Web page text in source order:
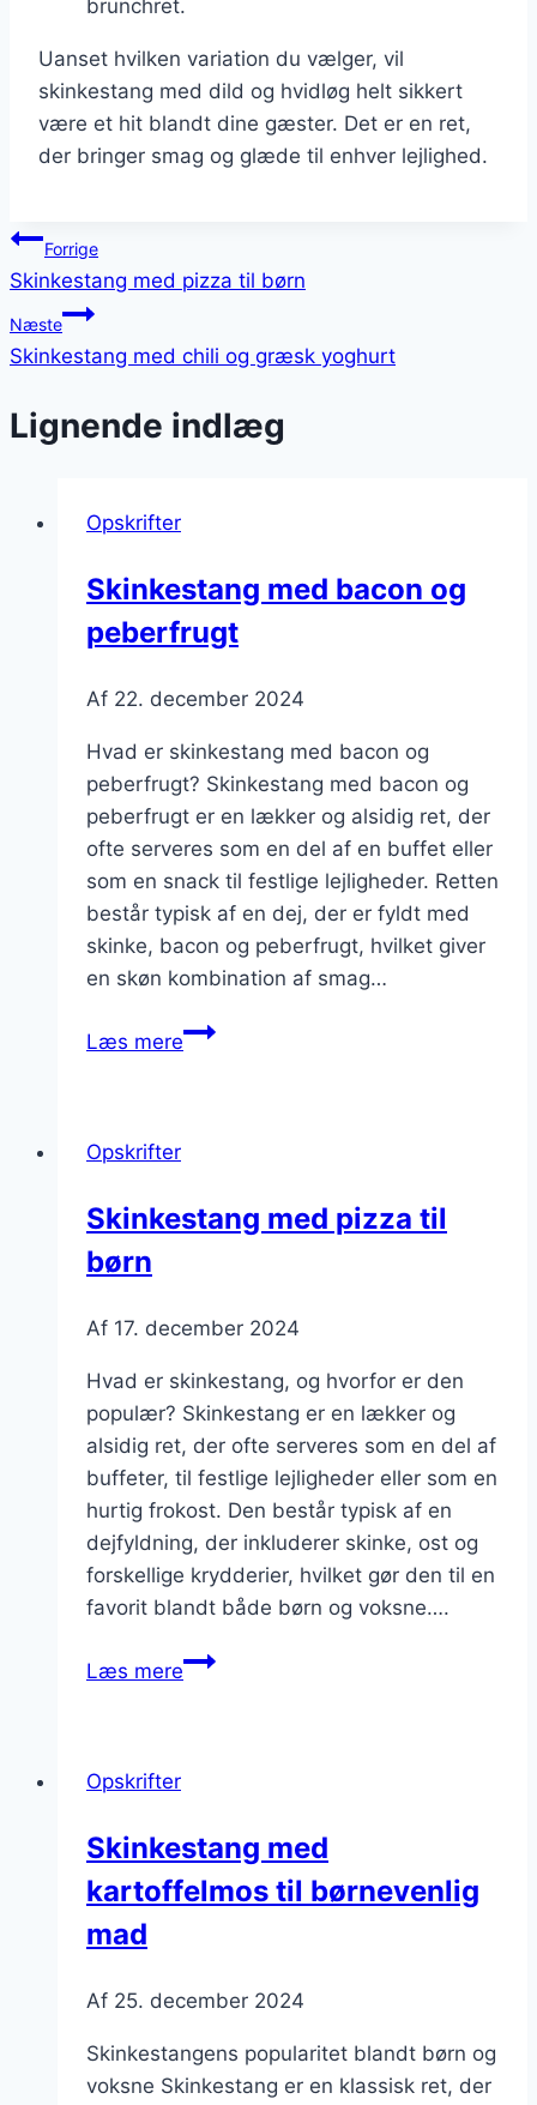
brunchret.
Uanset hvilken variation du vælger, vil
skinkestang med dild og hvidløg helt sikkert
være et hit blandt dine gæster. Det er en ret,
der bringer smag og glæde til enhver lejlighed.
Indlægsnavigation
Forrige
Skinkestang med pizza til børn
Næste
Skinkestang med chili og græsk yoghurt
Lignende indlæg
Opskrifter
Skinkestang med bacon og
peberfrugt
Af 22. december 2024
Hvad er skinkestang med bacon og
peberfrugt? Skinkestang med bacon og
peberfrugt er en lækker og alsidig ret, der
ofte serveres som en del af en buffet eller
som en snack til festlige lejligheder. Retten
består typisk af en dej, der er fyldt med
skinke, bacon og peberfrugt, hvilket giver
en skøn kombination af smag…
Læs mereSkinkestang
Opskrifter
Skinkestang med pizza til
børn
Af 17. december 2024
Hvad er skinkestang, og hvorfor er den
populær? Skinkestang er en lækker og
alsidig ret, der ofte serveres som en del af
buffeter, til festlige lejligheder eller som en
hurtig frokost. Den består typisk af en
dejfyldning, der inkluderer skinke, ost og
forskellige krydderier, hvilket gør den til en
favorit blandt både børn og voksne….
Læs mereSkinkestang
Opskrifter
Skinkestang med
kartoffelmos til børnevenlig
mad
Af 25. december 2024
Skinkestangens popularitet blandt børn og
voksne Skinkestang er en klassisk ret, der